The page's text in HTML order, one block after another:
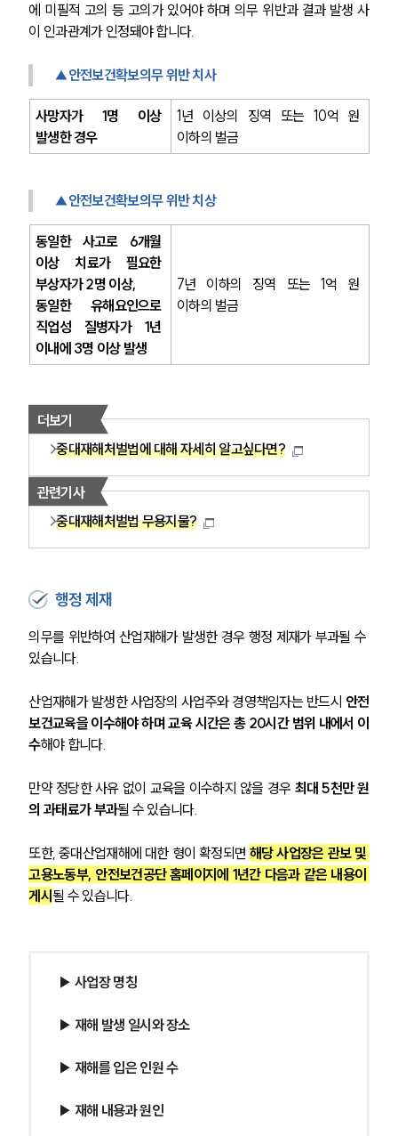
에 미필적 고의 등 고의가 있어야 하며 의무 위반과 결과 발생 사
이 인과관계가 인정돼야 합니다.
▲안전보건확보의무 위반 치사
사망자가 1명 이상
발생한 경우
1년 이상의 징역 또는 10억 원
이하의 벌금
▲안전보건확보의무 위반 치상
동일한 사고로 6개월
이상 치료가 필요한
부상자가 2명 이상,
동일한 유해요인으로
직업성 질병자가 1년
이내에 3명 이상 발생
7년 이하의 징역 또는 1억 원
이하의 벌금
더보기
중대재해처벌법에 대해 자세히 알고싶다면?
관련기사
중대재해처벌법 무용지물?
행정 제재
의무를 위반하여 산업재해가 발생한 경우 행정 제재가 부과될 수
있습니다.
산업재해가 발생한 사업장의 사업주와 경영책임자는 반드시 안전
보건교육을 이수해야 하며 교육 시간은 총 20시간 범위 내에서 이
수해야 합니다.
만약 정당한 사유 없이 교육을 이수하지 않을 경우 최대 5천만 원
의 과태료가 부과될 수 있습니다.
또한, 중대산업재해에 대한 형이 확정되면 해당 사업장은 관보 및
고용노동부, 안전보건공단 홈페이지에 1년간 다음과 같은 내용이
게시될 수 있습니다.
▶ 사업장 명칭
▶ 재해 발생 일시와 장소
▶ 재해를 입은 인원 수
▶ 재해 내용과 원인